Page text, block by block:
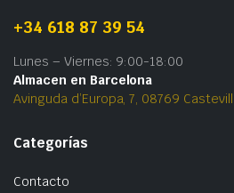
+34 618 87 39 54
Lunes – Viernes: 9:00-18:00
Almacen en Barcelona
Avinguda d’Europa, 7, 08769
Categorías
Contacto